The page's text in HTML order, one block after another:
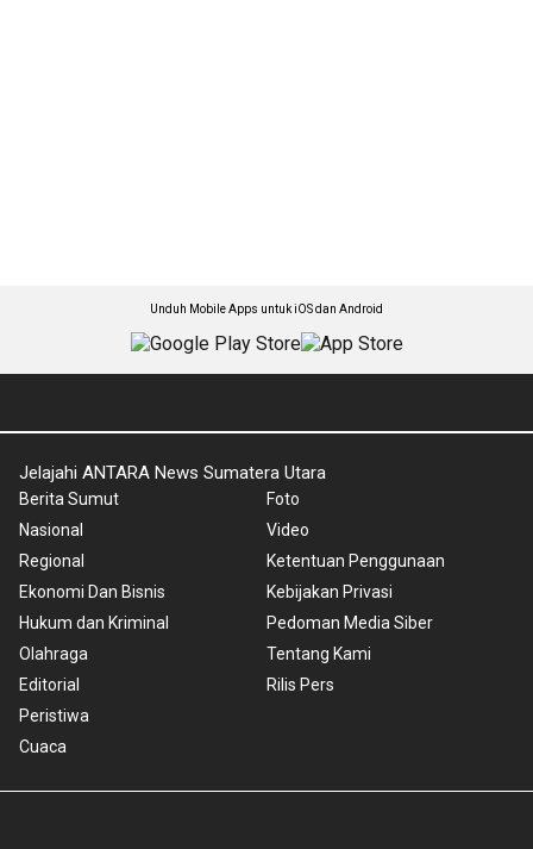
Unduh Mobile Apps untuk iOS dan Android
Jelajahi ANTARA News Sumatera Utara
Berita Sumut
Nasional
Regional
Ekonomi Dan Bisnis
Hukum dan Kriminal
Olahraga
Editorial
Peristiwa
Cuaca
Foto
Video
Ketentuan Penggunaan
Kebijakan Privasi
Pedoman Media Siber
Tentang Kami
Rilis Pers